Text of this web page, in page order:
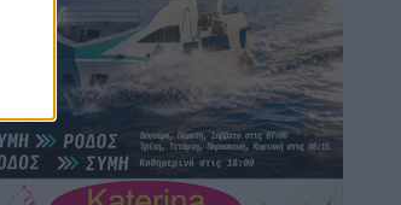
Αθλητικά πριν 2 ώρες
Άρης Αρχαγγέλου: Στο πλευρό του
άτυχου Ιάκωβου Θωμά
Αθλητικά • πριν 2 ώρες